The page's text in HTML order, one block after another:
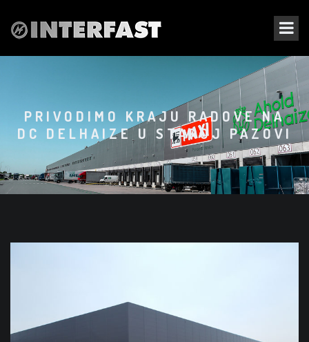
PRIVODIMO KRAJU RADOVE NA
DC DELHAIZE U STAROJ PAZOVI